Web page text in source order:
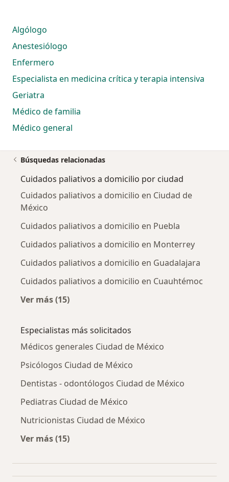
Algólogo
Anestesiólogo
Enfermero
Especialista en medicina crítica y terapia intensiva
Geriatra
Médico de familia
Médico general
Búsquedas relacionadas
Cuidados paliativos a domicilio por ciudad
Cuidados paliativos a domicilio en Ciudad de
México
Cuidados paliativos a domicilio en Puebla
Cuidados paliativos a domicilio en Monterrey
Cuidados paliativos a domicilio en Guadalajara
Cuidados paliativos a domicilio en Cuauhtémoc
Ver más (15)
Especialistas más solicitados
Médicos generales Ciudad de México
Psicólogos Ciudad de México
Dentistas - odontólogos Ciudad de México
Pediatras Ciudad de México
Nutricionistas Ciudad de México
Ver más (15)